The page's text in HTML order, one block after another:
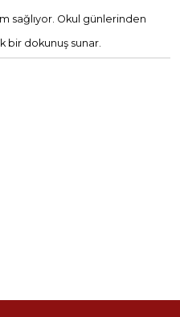
sağlıyor. Okul günlerinden
bir dokunuş sunar.